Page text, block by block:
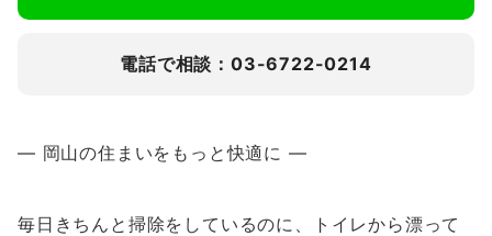
電話で相談：03-6722-0214
― 岡山の住まいをもっと快適に ―
毎日きちんと掃除をしているのに、トイレから漂って